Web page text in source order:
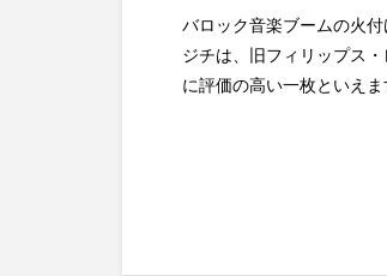
バロック音楽ブームの火
ジチは、旧フィリップス
に評価の高い一枚といえま